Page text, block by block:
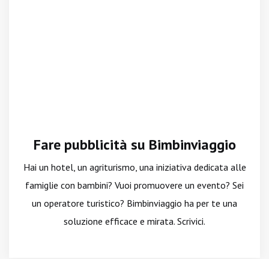
Fare pubblicità su Bimbinviaggio
Hai un hotel, un agriturismo, una iniziativa dedicata alle
famiglie con bambini? Vuoi promuovere un evento? Sei
un operatore turistico? Bimbinviaggio ha per te una
soluzione efficace e mirata. Scrivici.